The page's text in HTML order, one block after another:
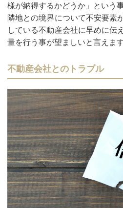
様が納得するかどうか」という
隣地との境界について不安要素
している不動産会社に早めに伝
量を行う事が望ましいと言えます
不動産会社とのトラブル